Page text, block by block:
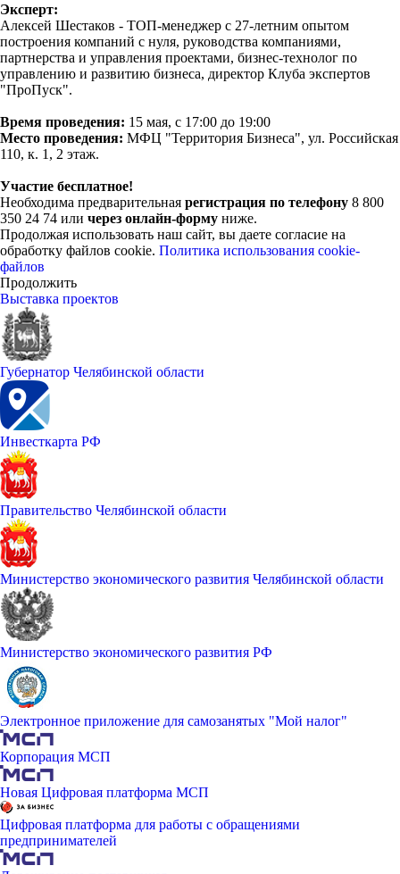
Эксперт:
Алексей Шестаков - ТОП-менеджер c 27-летним опытом
построения компаний с нуля, руководства компаниями,
партнерства и управления проектами, бизнес-технолог по
управлению и развитию бизнеса, директор Клуба экспертов
"ПроПуск".
Время проведения: 15 мая, с 17:00 до 19:00
Место проведения: МФЦ "Территория Бизнеса", ул. Российская
110, к. 1, 2 этаж.
Участие бесплатное!
Необходима предварительная регистрация по телефону 8 800
350 24 74 или через онлайн-форму ниже.
Продолжая использовать наш сайт, вы даете согласие на
обработку файлов cookie. Политика использования cookie-
файлов
Продолжить
Выставка проектов
Губернатор Челябинской области
Инвесткарта РФ
Правительство Челябинской области
Министерство экономического развития Челябинской области
Министерство экономического развития РФ
Электронное приложение для самозанятых "Мой налог"
Корпорация МСП
Новая Цифровая платформа МСП
Цифровая платформа для работы с обращениями
предпринимателей